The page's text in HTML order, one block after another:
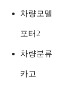
차량모델
포터2
차량분류
카고